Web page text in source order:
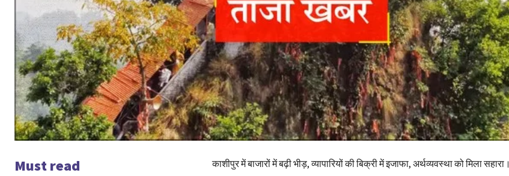
Must read काशीपुर में बाजारों में बढ़ी भीड़, व्यापारियों की बिक्री में इजाफा, अर्थव्यवस्था को मिला सहारा।